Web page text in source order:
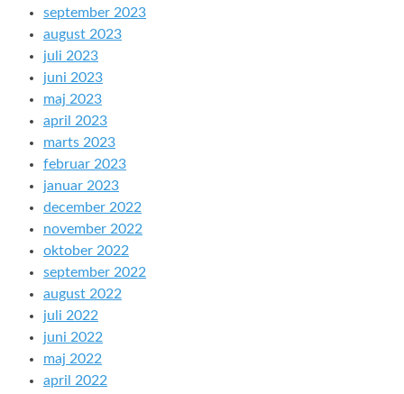
september 2023
august 2023
juli 2023
juni 2023
maj 2023
april 2023
marts 2023
februar 2023
januar 2023
december 2022
november 2022
oktober 2022
september 2022
august 2022
juli 2022
juni 2022
maj 2022
april 2022